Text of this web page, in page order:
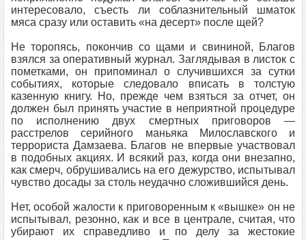
интересовало, съесть ли соблазнительный шматок
мяса сразу или оставить «на десерт» после щей?
Не торопясь, покончив со щами и свининой, Благов
взялся за оперативный журнал. Заглядывая в листок с
пометками, он припоминал о случившихся за сутки
событиях, которые следовало вписать в толстую
казенную книгу. Но, прежде чем взяться за отчет, он
должен был принять участие в неприятной процедуре
по исполнению двух смертных приговоров —
расстрелов серийного маньяка Милославского и
террориста Дамзаева. Благов не впервые участвовал
в подобных акциях. И всякий раз, когда они внезапно,
как смерч, обрушивались на его дежурство, испытывал
чувство досады за столь неудачно сложившийся день.
Нет, особой жалости к приговоренным к «вышке» он не
испытывал, резонно, как и все в централе, считая, что
убирают их справедливо и по делу за жестокие